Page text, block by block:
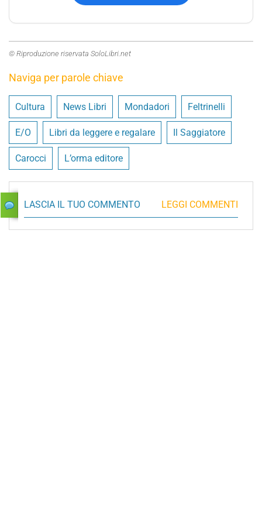
© Riproduzione riservata SoloLibri.net
Naviga per parole chiave
Cultura News Libri Mondadori Feltrinelli
E/O Libri da leggere e regalare Il Saggiatore
Carocci L’orma editore
LASCIA IL TUO COMMENTO LEGGI COMMENTI